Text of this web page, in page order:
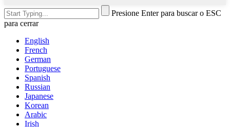
Presione Enter para buscar o ESC
para cerrar
English
French
German
Portuguese
Spanish
Russian
Japanese
Korean
Arabic
Irish